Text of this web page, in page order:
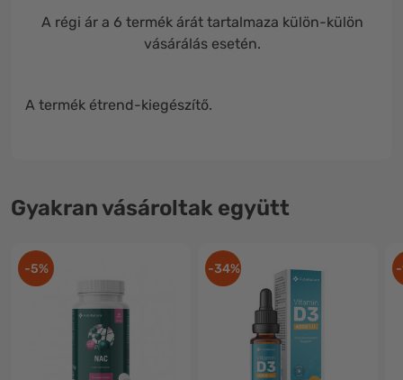
A régi ár a 6 termék árát tartalmaza külön-külön
vásárálás esetén.
A termék étrend-kiegészítő.
Gyakran vásároltak együtt
-5% -34%